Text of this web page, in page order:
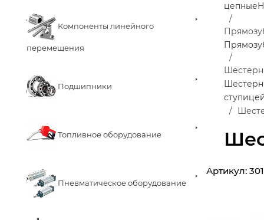
Компоненты линейного
перемещения
Подшипники
Топливное оборудование
Пневматическое оборудование
цепные
Артикул: